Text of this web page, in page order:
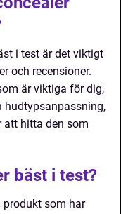
i test är det viktigt
och recensioner.
är viktiga för dig,
hudtypsanpassning,
att hitta den som
bäst i test?
produkt som har